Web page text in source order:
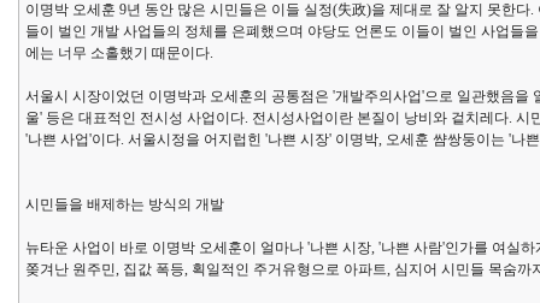
이명박 오세훈 9년 동안 많은 시민들은 이들 실정(失政)을 제대로 잘 알지 못한
들이 벌인 개발 사업들의 정체를 은폐했으며 야당도 언론도 이들이 벌인 사업들
에는 너무 소홀했기 때문이다.
서울시 시장이었던 이명박과 오세훈의 공통점은 '개발주의사업'으로 일관했음
울' 등은 대표적인 전시성 사업이다. 전시성사업이란 본질이 낭비와 겉치레다.
'나쁜 사업'이다. 서울시정을 어지럽힌 '나쁜 시장' 이명박, 오세훈 썀쌍둥이는 '나
시민들을 배제하는 방식의 개발
뉴타운 사업이 바로 이명박 오세훈이 얼마나 '나쁜 시장, '나쁜 사람'인가를 여실
쫒겨난 원주민, 집값 폭등, 획일적인 주거유형으로 아파트, 심지어 시민들 목숨